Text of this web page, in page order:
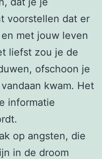
voorstellen dat er
met jouw leven
liefst zou je de
ofschoon je
kwam. Het
informatie
op angsten, die
in de droom